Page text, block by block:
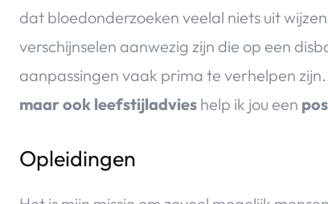
dat bloedonderzoeken veelal niets uit
verschijnselen aanwezig zijn die op een
aanpassingen vaak prima te verhelpen
maar ook leefstijladvies help ik jou een
Opleidingen